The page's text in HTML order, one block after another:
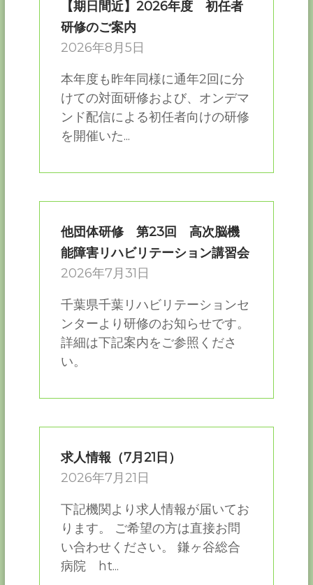
【期日間近】2026年度 初任者
研修のご案内
2026年8月5日
本年度も昨年同様に通年2回に分
けての対面研修および、オンデマ
ンド配信による初任者向けの研修
を開催いた...
他団体研修 第23回 高次脳機
能障害リハビリテーション講習会
2026年7月31日
千葉県千葉リハビリテーションセ
ンターより研修のお知らせです。
詳細は下記案内をご参照くださ
い。
求人情報（7月21日）
2026年7月21日
下記機関より求人情報が届いてお
ります。 ご希望の方は直接お問
い合わせください。 鎌ヶ谷総合
病院 ht...